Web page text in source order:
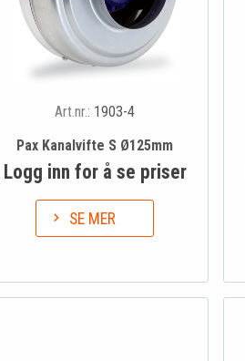
Art.nr.: 1903-4
Pax Kanalvifte S Ø125mm
Logg inn for å se priser
SE MER